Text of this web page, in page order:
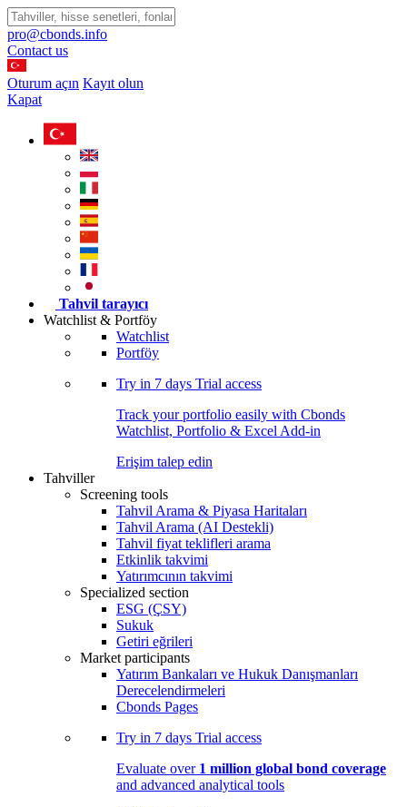
pro@cbonds.info
Contact us
Oturum açın Kayıt olun
Kapat
Tahvil tarayıcı
Watchlist & Portföy
Watchlist
Portföy
Try in 7 days Trial access
Track your portfolio easily with Cbonds
Watchlist, Portfolio & Excel Add-in
Erişim talep edin
Tahviller
Screening tools
Tahvil Arama & Piyasa Haritaları
Tahvil Arama (AI Destekli)
Tahvil fiyat teklifleri arama
Etkinlik takvimi
Yatırımcının takvimi
Specialized section
ESG (ÇSY)
Sukuk
Getiri eğrileri
Market participants
Yatırım Bankaları ve Hukuk Danışmanları
Derecelendirmeleri
Cbonds Pages
Try in 7 days Trial access
Evaluate over 1 million global bond coverage
and advanced analytical tools